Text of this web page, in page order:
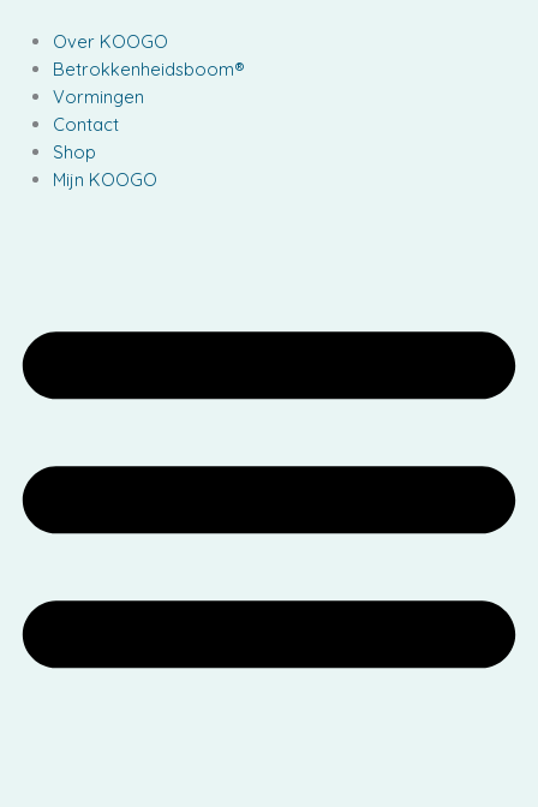
naar
inhoud
Over KOOGO
Betrokkenheidsboom®
Vormingen
Contact
Shop
Mijn KOOGO